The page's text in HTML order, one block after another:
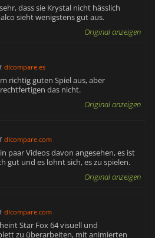
dass sie Krystal nicht hässlich
sieht wenigstens gut aus.
Original anzeigen
dlcompare.es
richtig guten Spiel aus, aber
das nicht.
Original anzeigen
dlcompare.com
paar Videos davon angesehen, es ist
gut und es lohnt sich, es zu spielen.
Original anzeigen
dlcompare.com
Star Fox 64 visuell und
zu überarbeiten, mit animierten